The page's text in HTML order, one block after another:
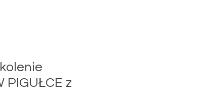
PIGUŁCE z